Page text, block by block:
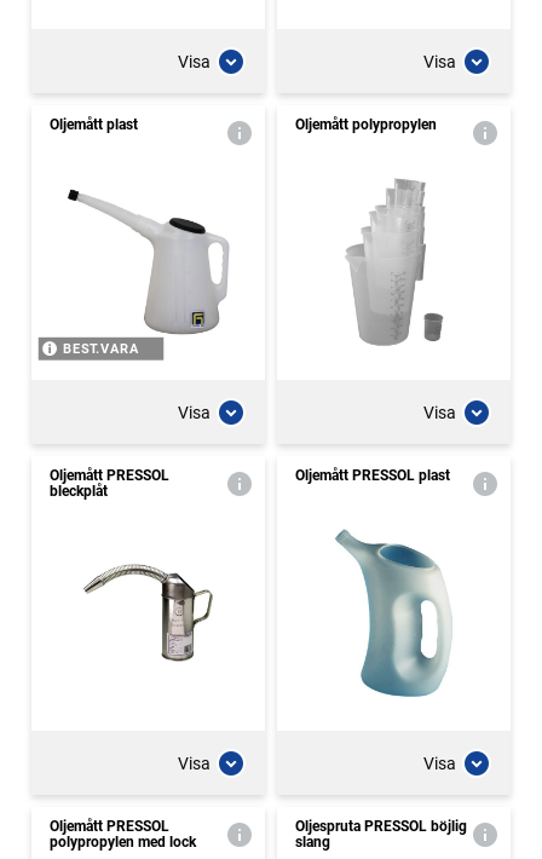
Visa Visa
Oljemått plast
BEST.VARA
Visa
Oljemått polypropylen
Visa
Oljemått PRESSOL
bleckplåt
Visa
Oljemått PRESSOL plast
Visa
Oljemått PRESSOL
polypropylen med lock
Oljespruta PRESSOL böjlig
slang